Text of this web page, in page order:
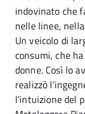
indovinato che
nelle linee,
Un veicolo di
consumi, che
donne. Così lo
realizzò
l’intuizione del